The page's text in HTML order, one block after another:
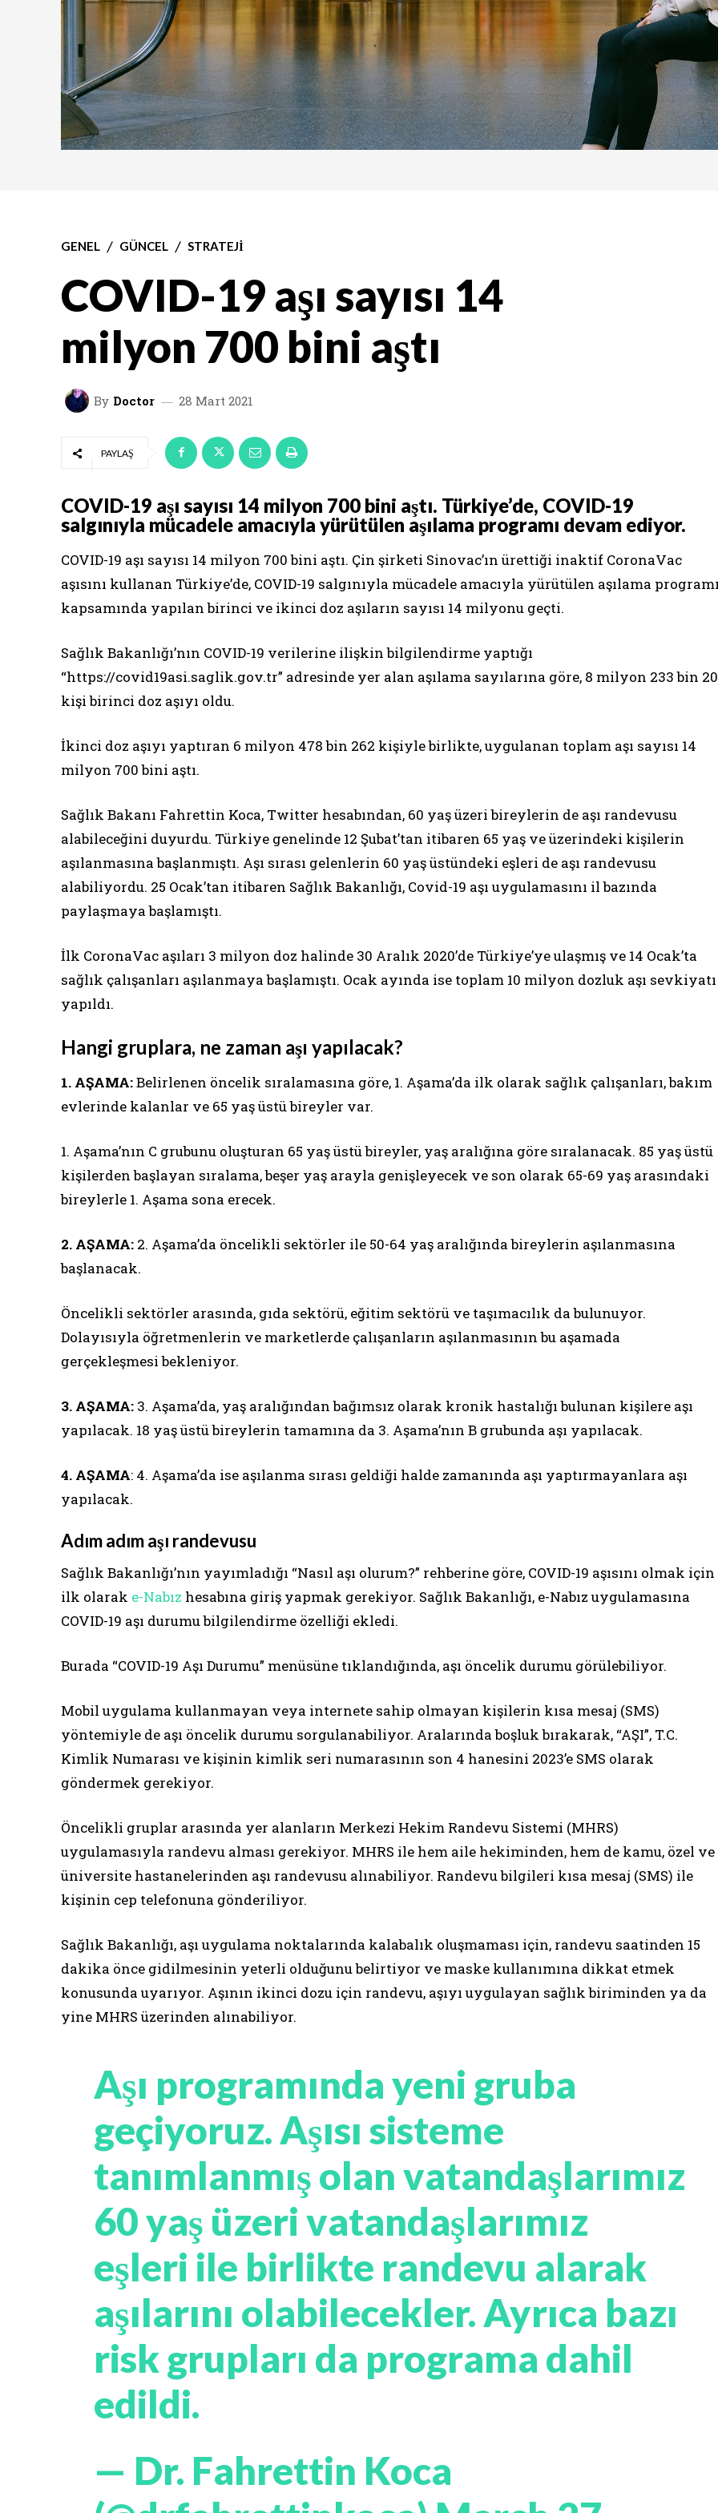
GENEL GÜNCEL STRATEJI
COVID-19 aşı sayısı 14
milyon 700 bini aştı
By Doctor 28 Mart 2021
PAYLAŞ
COVID-19 aşı sayısı 14 milyon 700 bini aştı. Türkiye’de, COVID-19
salgınıyla mücadele amacıyla yürütülen aşılama programı devam ediyor.
COVID-19 aşı sayısı 14 milyon 700 bini aştı. Çin şirketi Sinovac’ın ürettiği inaktif CoronaVac
aşısını kullanan Türkiye’de, COVID-19 salgınıyla mücadele amacıyla yürütülen aşılama programı
kapsamında yapılan birinci ve ikinci doz aşıların sayısı 14 milyonu geçti.
Sağlık Bakanlığı’nın COVID-19 verilerine ilişkin bilgilendirme yaptığı
“https://covid19asi.saglik.gov.tr” adresinde yer alan aşılama sayılarına göre, 8 milyon 233 bin 20
kişi birinci doz aşıyı oldu.
İkinci doz aşıyı yaptıran 6 milyon 478 bin 262 kişiyle birlikte, uygulanan toplam aşı sayısı 14
milyon 700 bini aştı.
Sağlık Bakanı Fahrettin Koca, Twitter hesabından, 60 yaş üzeri bireylerin de aşı randevusu
alabileceğini duyurdu. Türkiye genelinde 12 Şubat’tan itibaren 65 yaş ve üzerindeki kişilerin
aşılanmasına başlanmıştı. Aşı sırası gelenlerin 60 yaş üstündeki eşleri de aşı randevusu
alabiliyordu. 25 Ocak’tan itibaren Sağlık Bakanlığı, Covid-19 aşı uygulamasını il bazında
paylaşmaya başlamıştı.
İlk CoronaVac aşıları 3 milyon doz halinde 30 Aralık 2020’de Türkiye’ye ulaşmış ve 14 Ocak’ta
sağlık çalışanları aşılanmaya başlamıştı. Ocak ayında ise toplam 10 milyon dozluk aşı sevkiyatı
yapıldı.
Hangi gruplara, ne zaman aşı yapılacak?
1. AŞAMA:Belirlenen öncelik sıralamasına göre, 1. Aşama’da ilk olarak sağlık çalışanları, bakım
evlerinde kalanlar ve 65 yaş üstü bireyler var.
1. Aşama’nın C grubunu oluşturan 65 yaş üstü bireyler, yaş aralığına göre sıralanacak. 85 yaş üstü
kişilerden başlayan sıralama, beşer yaş arayla genişleyecek ve son olarak 65-69 yaş arasındaki
bireylerle 1. Aşama sona erecek.
2. AŞAMA: 2. Aşama’da öncelikli sektörler ile 50-64 yaş aralığında bireylerin aşılanmasına
başlanacak.
Öncelikli sektörler arasında, gıda sektörü, eğitim sektörü ve taşımacılık da bulunuyor.
Dolayısıyla öğretmenlerin ve marketlerde çalışanların aşılanmasının bu aşamada
gerçekleşmesi bekleniyor.
3. AŞAMA: 3. Aşama’da, yaş aralığından bağımsız olarak kronik hastalığı bulunan kişilere aşı
yapılacak. 18 yaş üstü bireylerin tamamına da 3. Aşama’nın B grubunda aşı yapılacak.
4. AŞAMA: 4. Aşama’da ise aşılanma sırası geldiği halde zamanında aşı yaptırmayanlara aşı
yapılacak.
Adım adım aşı randevusu
Sağlık Bakanlığı’nın yayımladığı “Nasıl aşı olurum?” rehberine göre, COVID-19 aşısını olmak için
ilk olarak e-Nabız hesabına giriş yapmak gerekiyor. Sağlık Bakanlığı, e-Nabız uygulamasına
COVID-19 aşı durumu bilgilendirme özelliği ekledi.
Burada “COVID-19 Aşı Durumu” menüsüne tıklandığında, aşı öncelik durumu görülebiliyor.
Mobil uygulama kullanmayan veya internete sahip olmayan kişilerin kısa mesaj (SMS)
yöntemiyle de aşı öncelik durumu sorgulanabiliyor. Aralarında boşluk bırakarak, “AŞI”, T.C.
Kimlik Numarası ve kişinin kimlik seri numarasının son 4 hanesini 2023’e SMS olarak
göndermek gerekiyor.
Öncelikli gruplar arasında yer alanların Merkezi Hekim Randevu Sistemi (MHRS)
uygulamasıyla randevu alması gerekiyor. MHRS ile hem aile hekiminden, hem de kamu, özel ve
üniversite hastanelerinden aşı randevusu alınabiliyor. Randevu bilgileri kısa mesaj (SMS) ile
kişinin cep telefonuna gönderiliyor.
Sağlık Bakanlığı, aşı uygulama noktalarında kalabalık oluşmaması için, randevu saatinden 15
dakika önce gidilmesinin yeterli olduğunu belirtiyor ve maske kullanımına dikkat etmek
konusunda uyarıyor. Aşının ikinci dozu için randevu, aşıyı uygulayan sağlık biriminden ya da
yine MHRS üzerinden alınabiliyor.
Aşı programında yeni gruba
geçiyoruz. Aşısı sisteme
tanımlanmış olan vatandaşlarımız
60 yaş üzeri vatandaşlarımız
eşleri ile birlikte randevu alarak
aşılarını olabilecekler. Ayrıca bazı
risk grupları da programa dahil
edildi.
— Dr. Fahrettin Koca